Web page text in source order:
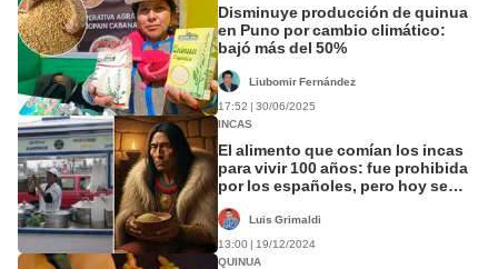
Disminuye producción de quinua
en Puno por cambio climático:
bajó más del 50%
Liubomir Fernández
17:52 | 30/06/2025
INCAS
El alimento que comían los incas
para vivir 100 años: fue prohibida
por los españoles, pero hoy se
Luis Grimaldi
13:00 | 19/12/2024
QUINUA